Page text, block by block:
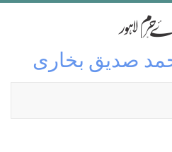
صدیق بخاری